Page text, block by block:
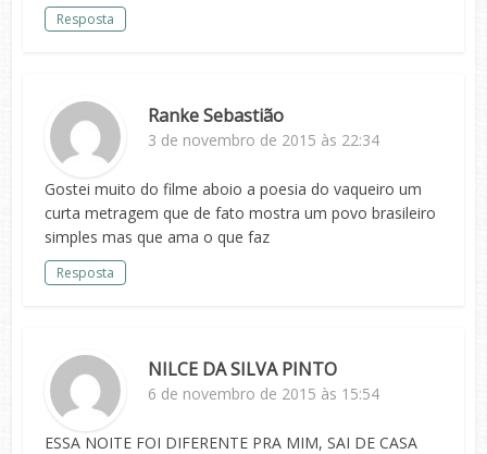
Resposta
Ranke Sebastião
3 de novembro de 2015 às 22:34
Gostei muito do filme aboio a poesia do vaqueiro um
curta metragem que de fato mostra um povo brasileiro
simples mas que ama o que faz
Resposta
NILCE DA SILVA PINTO
6 de novembro de 2015 às 15:54
ESSA NOITE FOI DIFERENTE PRA MIM, SAI DE CASA